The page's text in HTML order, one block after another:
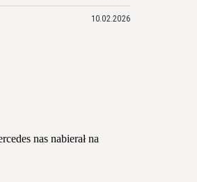
10.02.2026